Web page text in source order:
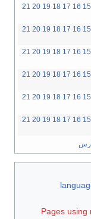
15
16
17
18
19
20
21
15
16
17
18
19
20
21
15
16
17
18
19
20
21
15
16
17
18
19
20
21
15
16
17
18
19
20
21
15
16
17
18
19
20
21
Pages using